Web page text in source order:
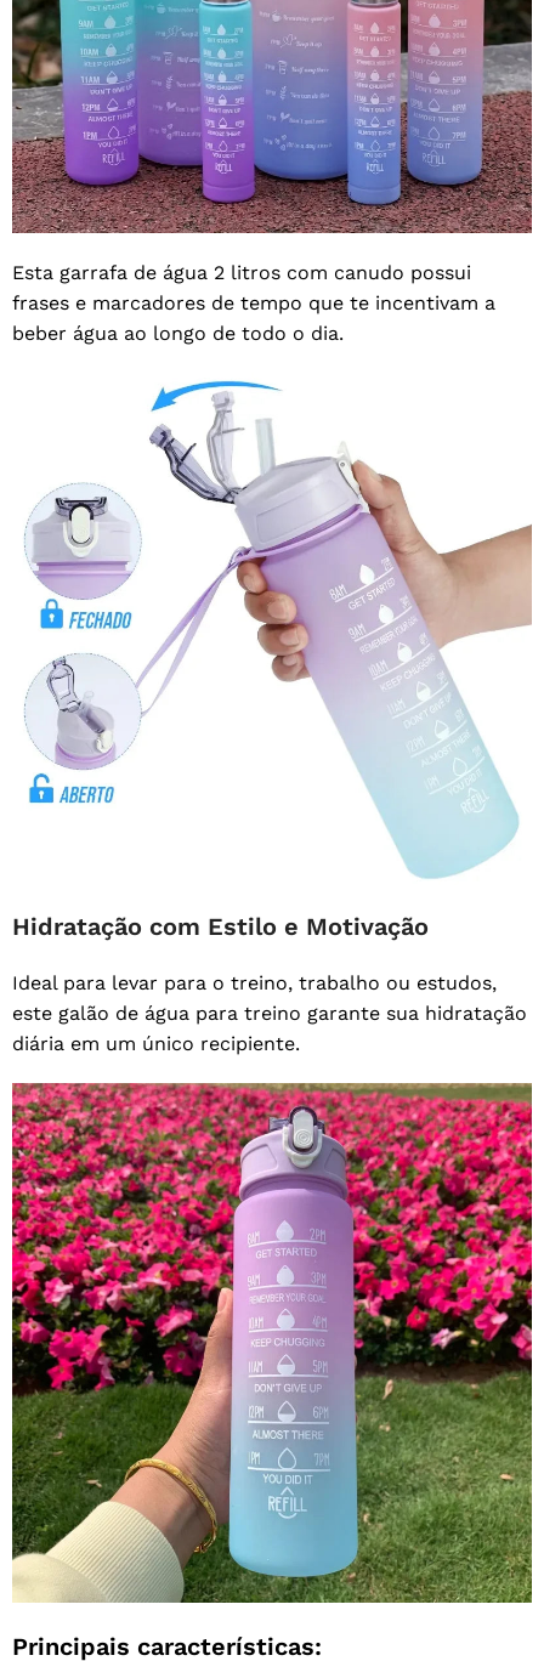
Esta garrafa de água 2 litros com canudo possui
frases e marcadores de tempo que te incentivam a
beber água ao longo de todo o dia.
Hidratação com Estilo e Motivação
Ideal para levar para o treino, trabalho ou estudos,
este galão de água para treino garante sua hidratação
diária em um único recipiente.
Principais características: